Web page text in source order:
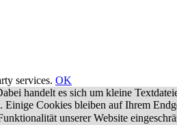
services. OK
handelt es sich um kleine
Cookies bleiben auf Ihrem
unserer Website